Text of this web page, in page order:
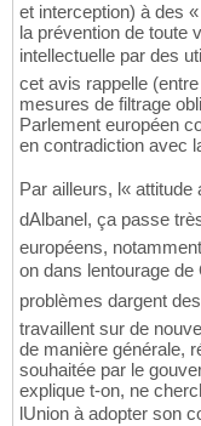
et interception) à des
la prévention de toute
intellectuelle par des
cet avis rappelle
mesures de filtrage
Parlement européen
en contradiction avec
Par ailleurs, l«
dAlbanel, ça passe
européens,
on dans lentourage
problèmes dargent
travaillent sur de
de manière générale,
souhaitée par le
explique t-on, ne
lUnion à adopter son